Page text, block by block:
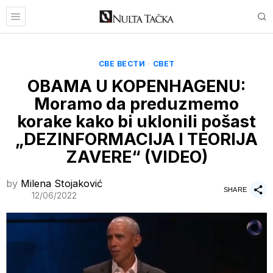
СВЕ ВЕСТИ · СВЕТ
OBAMA U KOPENHAGENU:
Moramo da preduzmemo
korake kako bi uklonili pošast
„DEZINFORMACIJA I TEORIJA
ZAVERE“ (VIDEO)
by Milena Stojaković
12/06/2022
SHARE